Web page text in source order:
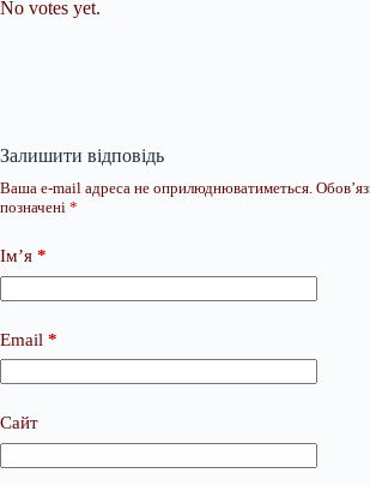
No votes yet.
Залишити відповідь
Ваша e-mail адреса не оприлюднюватиметься.
позначені *
Ім’я *
Email *
Сайт